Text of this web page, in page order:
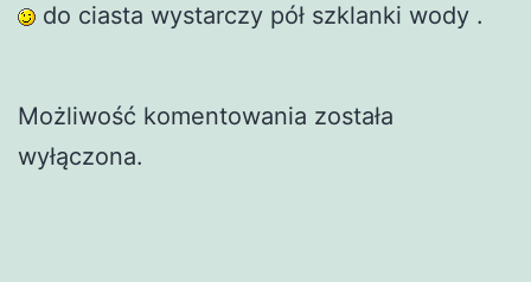
do ciasta wystarczy pół szklanki wody .
Możliwość komentowania została
wyłączona.